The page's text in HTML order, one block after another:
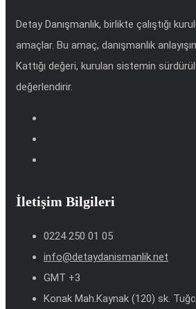
Detay Danışmanlık, birlikte çalıştığı
amaçlar. Bu amaç, danışmanlık
Kattığı değeri, kurulan sistemin
değerlendirir.
İletişim Bilgileri
0224 250 01 05
info@detaydanismanlik.net
GMT +3
Konak Mah.Kaynak (120) sk.